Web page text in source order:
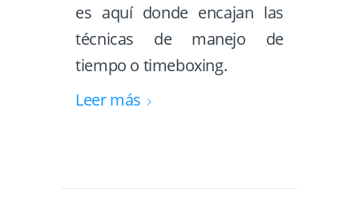
es aquí donde encajan las
técnicas de manejo de
tiempo o timeboxing.
Leer más